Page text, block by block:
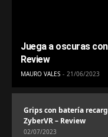
Juega a oscuras
Review
MAURO VALES 21/06/2023
Grips con batería
ZyberVR – Review
02/07/2023